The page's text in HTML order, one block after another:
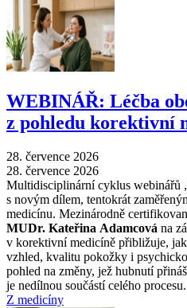
WEBINÁŘ: Léčba
z pohledu korektivní
28. července 2026
28. července 2026
Multidisciplinární cyklus webinářů
s novým dílem, tentokrát
medicínu. Mezinárodně
MUDr. Kateřina Adamcová na
v korektivní medicíně přibližuje,
vzhled, kvalitu pokožky i
pohled na změny, jež hubnutí
je nedílnou součástí celého procesu.
Z medicíny